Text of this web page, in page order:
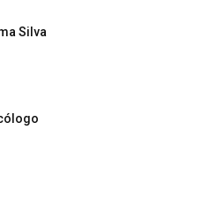
Silva